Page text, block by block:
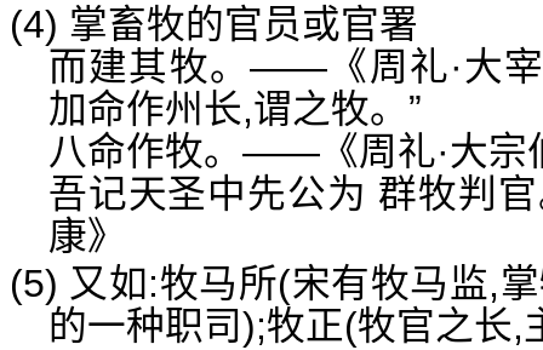
(4) 掌畜牧的官员或官署
而建其牧。——《周礼·大
加命作州长,谓之牧。”
八命作牧。——《周礼·大宗
吾记天圣中先公为 群牧判
康》
(5) 又如:牧马所(宋有牧马监,
的一种职司);牧正(牧官之长,